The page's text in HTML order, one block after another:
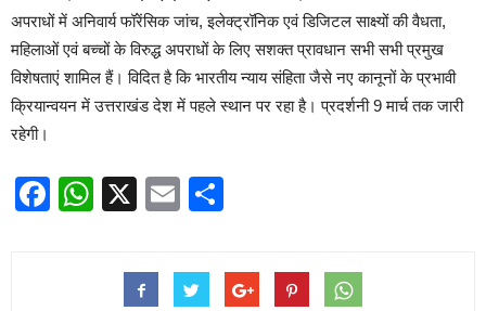
अपराधों में अनिवार्य फॉरेंसिक जांच, इलेक्ट्रॉनिक एवं डिजिटल साक्ष्यों की वैधता,
महिलाओं एवं बच्चों के विरुद्ध अपराधों के लिए सशक्त प्रावधान सभी सभी प्रमुख
विशेषताएं शामिल हैं। विदित है कि भारतीय न्याय संहिता जैसे नए कानूनों के प्रभावी
क्रियान्वयन में उत्तराखंड देश में पहले स्थान पर रहा है। प्रदर्शनी 9 मार्च तक जारी
रहेगी।
Facebook
WhatsApp
X Email